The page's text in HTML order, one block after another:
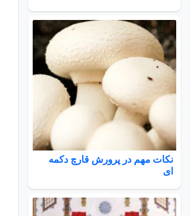
نکات مهم در پرورش قارچ دکمه
ای